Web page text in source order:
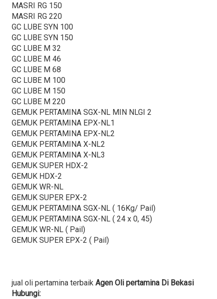
MASRI RG 150
MASRI RG 220
GC LUBE SYN 100
GC LUBE SYN 150
GC LUBE M 32
GC LUBE M 46
GC LUBE M 68
GC LUBE M 100
GC LUBE M 150
GC LUBE M 220
GEMUK PERTAMINA SGX-NL MIN NLGI 2
GEMUK PERTAMINA EPX-NL1
GEMUK PERTAMINA EPX-NL2
GEMUK PERTAMINA X-NL2
GEMUK PERTAMINA X-NL3
GEMUK SUPER HDX-2
GEMUK HDX-2
GEMUK WR-NL
GEMUK SUPER EPX-2
GEMUK PERTAMINA SGX-NL ( 16Kg/ Pail)
GEMUK PERTAMINA SGX-NL ( 24 x 0, 45)
GEMUK WR-NL ( Pail)
GEMUK SUPER EPX-2 ( Pail)
jual oli pertamina terbaik Agen Oli pertamina Di Bekasi
Hubungi: